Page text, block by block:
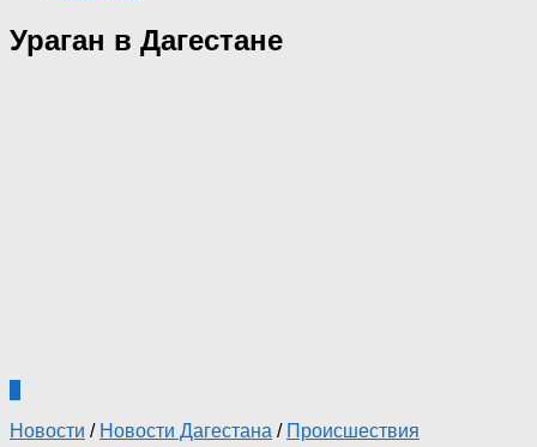
Ураган в Дагестане
Новости / Новости Дагестана / Происшествия